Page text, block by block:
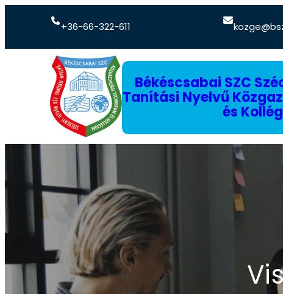
+36-66-322-611
Békéscsabai SZC
Tanítási Nyelvű
és